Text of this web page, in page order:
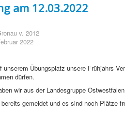
am 12.03.2022
v. 2012
2022
unserem Übungsplatz unsere Frühjahrs
dürfen.
wir aus der Landesgruppe
gemeldet und es sind noch Plätze